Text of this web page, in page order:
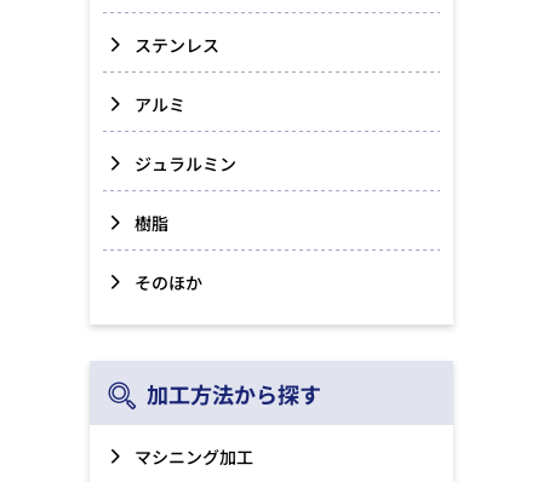
ステンレス
アルミ
ジュラルミン
樹脂
そのほか
加工方法から探す
マシニング加工